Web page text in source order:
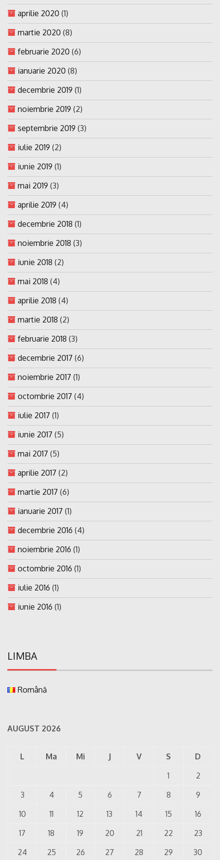
aprilie 2020 (1)
martie 2020 (8)
februarie 2020 (6)
ianuarie 2020 (8)
decembrie 2019 (1)
noiembrie 2019 (2)
septembrie 2019 (3)
iulie 2019 (2)
iunie 2019 (1)
mai 2019 (3)
aprilie 2019 (4)
decembrie 2018 (1)
noiembrie 2018 (3)
iunie 2018 (2)
mai 2018 (4)
aprilie 2018 (4)
martie 2018 (2)
februarie 2018 (3)
decembrie 2017 (6)
noiembrie 2017 (1)
octombrie 2017 (4)
iulie 2017 (1)
iunie 2017 (5)
mai 2017 (5)
aprilie 2017 (2)
martie 2017 (6)
ianuarie 2017 (1)
decembrie 2016 (4)
noiembrie 2016 (1)
octombrie 2016 (1)
iulie 2016 (1)
iunie 2016 (1)
LIMBA
Română
AUGUST 2026
L Ma Mi J V S
D
1
2
3
4 5 6 7 8
9
10
11 12 13 14 15
16
17
18 19 20 21 22
23
24
25 26 27 28 29 30